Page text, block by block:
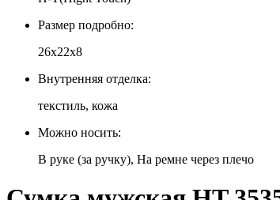
Размер подробно:
26х22х8
Внутренняя отделка:
текстиль, кожа
Можно носить:
В руке (за ручку), На ремне через плечо